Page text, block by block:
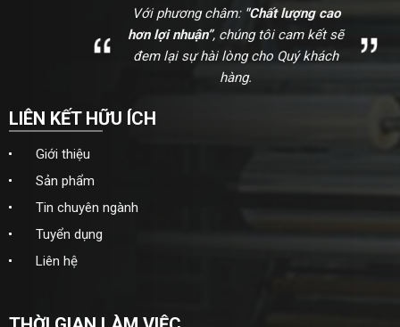
Với phương châm:"Chất lượng cao
hơn lợi nhuận”, chúng tôi cam kết sẽ
đem lại sự hài lòng cho Quý khách
hàng.
LIÊN KẾT HỮU ÍCH
Giới thiệu
Sản phẩm
Tin chuyên ngành
Tuyển dụng
Liên hệ